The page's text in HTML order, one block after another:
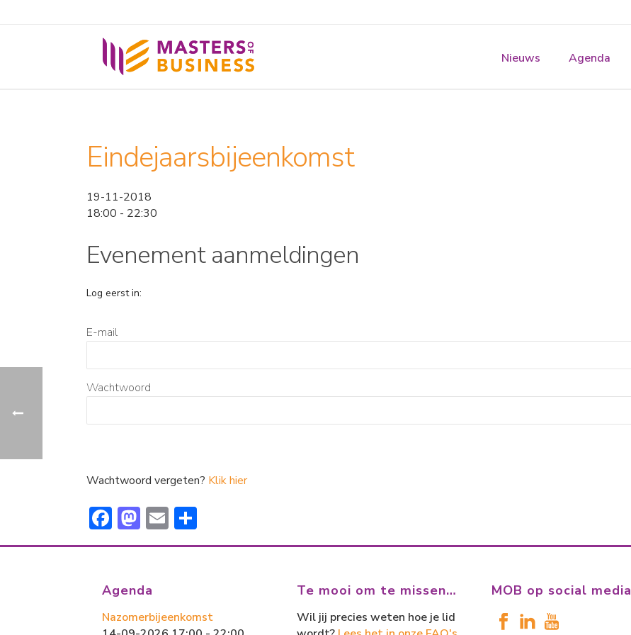
Nieuws Agenda
Eindejaarsbijeenkomst
19-11-2018
18:00 - 22:30
Evenement aanmeldingen
Log eerst in:
E-mail
Wachtwoord
Wachtwoord vergeten? Klik hier
F
ac
b
o
M
a
o
d
E
m el
Agenda
Nazomerbijeenkomst
Te mooi om te missen…
Wil jij precies weten hoe je lid
MOB op social media